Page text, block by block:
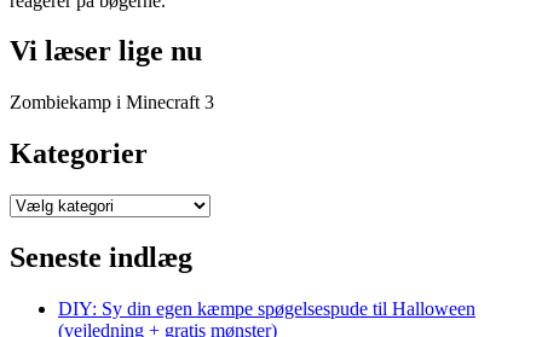
Vi læser lige nu
Zombiekamp i Minecraft 3
Kategorier
Kategorier
Seneste indlæg
DIY: Sy din egen kæmpe spøgelsespude til Halloween
(vejledning + gratis mønster)